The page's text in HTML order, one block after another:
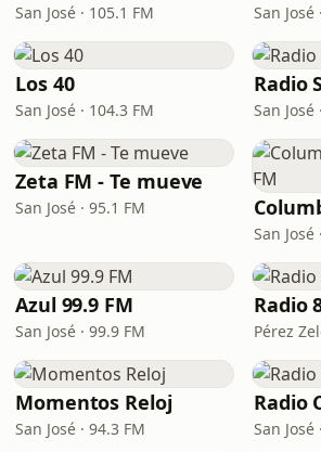
San José · 105.1 FM San José
Los 40
San José · 104.3 FM San José
Zeta FM - Te mueve
San José · 95.1 FM
San José
Azul 99.9 FM
San José · 99.9 FM
Radio
Pérez
Momentos Reloj
San José · 94.3 FM
Radio
San José